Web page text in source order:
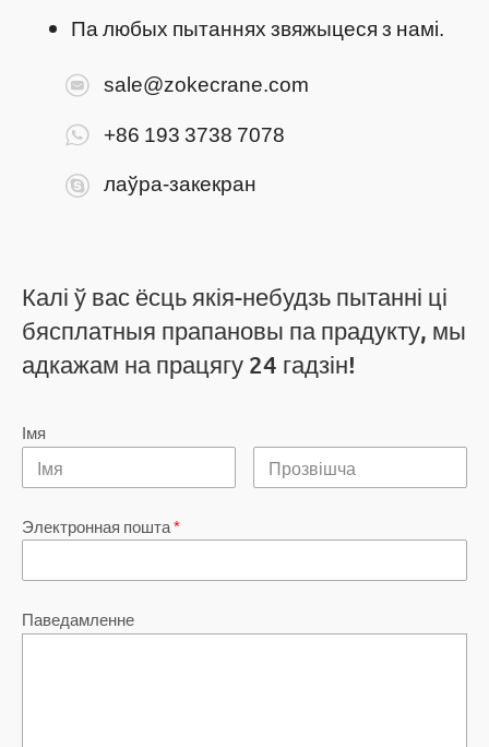
Па любых пытаннях звяжыцеся з намі.
sale@zokecrane.com
+86 193 3738 7078
лаўра-закекран
Калі ў вас ёсць якія-небудзь пытанні ці
бясплатныя прапановы па прадукту, мы
адкажам на працягу 24 гадзін!
Імя
Электронная пошта*
Паведамленне